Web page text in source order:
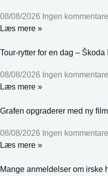
08/08/2026 Ingen
Læs mere »
Tour-rytter for en dag –
08/08/2026 Ingen
Læs mere »
Grafen opgraderer med ny
08/08/2026 Ingen
Læs mere »
Mange anmeldelser om irske